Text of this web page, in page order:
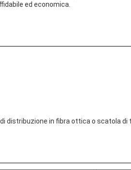
ed economica.
distribuzione in fibra ottica o scatola di